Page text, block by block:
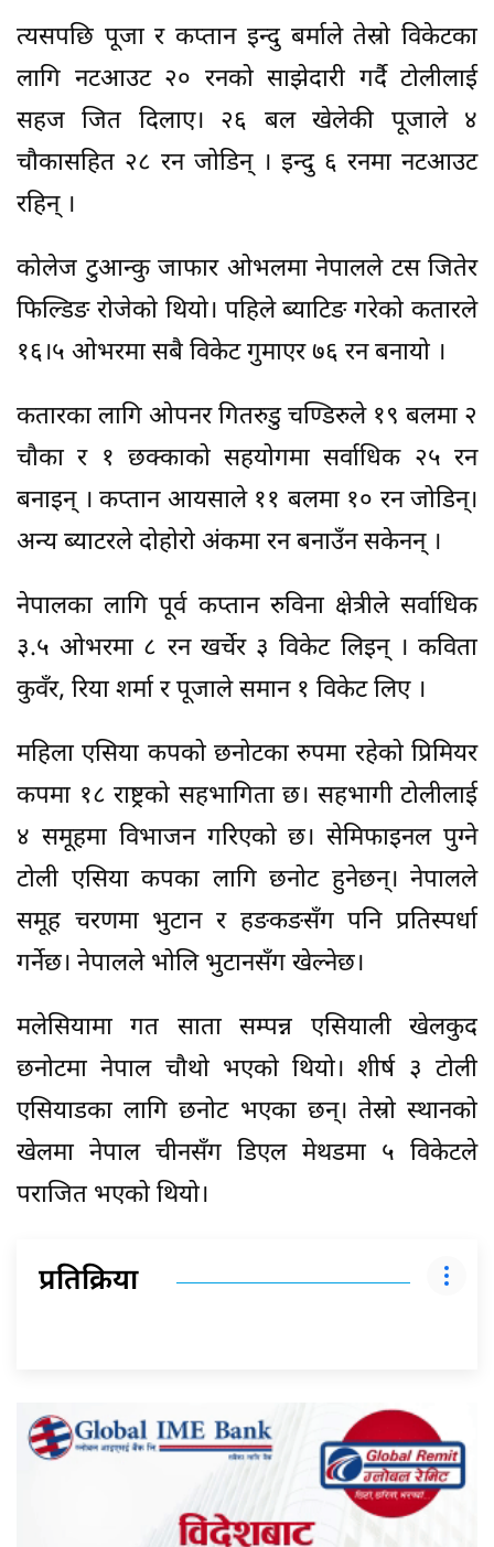
त्यसपछि पूजा र कप्तान इन्दु बर्माले तेस्रो विकेटका
लागि नटआउट २० रनको साझेदारी गर्दै टोलीलाई
सहज जित दिलाए। २६ बल खेलेकी पूजाले ४
चौकासहित २८ रन जोडिन् । इन्दु ६ रनमा नटआउट
रहिन् ।
कोलेज टुआन्कु जाफार ओभलमा नेपालले टस जितेर
फिल्डिङ रोजेको थियो। पहिले ब्याटिङ गरेको कतारले
१६।५ ओभरमा सबै विकेट गुमाएर ७६ रन बनायो ।
कतारका लागि ओपनर गितरुडु चण्डिरुले १९ बलमा २
चौका र १ छक्काको सहयोगमा सर्वाधिक २५ रन
बनाइन् । कप्तान आयसाले ११ बलमा १० रन जोडिन्।
अन्य ब्याटरले दोहोरो अंकमा रन बनाउँन सकेनन् ।
नेपालका लागि पूर्व कप्तान रुविना‌ क्षेत्रीले सर्वाधिक
३.५ ओभरमा ८ रन खर्चेर ३ विकेट लिइन् । कविता
कुवँर, रिया शर्मा र पूजाले समान १ विकेट लिए ।
महिला एसिया कपको छनोटका रुपमा रहेको प्रिमियर
कपमा १८ राष्ट्रको सहभागिता छ। सहभागी टोलीलाई
४ समूहमा विभाजन गरिएको छ। सेमिफाइनल पुग्ने
टोली एसिया कपका लागि छनोट हुनेछन्। नेपालले
समूह चरणमा भुटान र हङकङसँग पनि प्रतिस्पर्धा
गर्नेछ। नेपालले भोलि भुटानसँग खेल्नेछ।
मलेसियामा गत साता सम्पन्न एसियाली खेलकुद
छनोटमा नेपाल चौथो भएको थियो। शीर्ष ३ टोली
एसियाडका लागि छनोट भएका छन्। तेस्रो स्थानको
खेलमा नेपाल चीनसँग डिएल मेथडमा ५ विकेटले
पराजित भएको थियो।
प्रतिक्रिया